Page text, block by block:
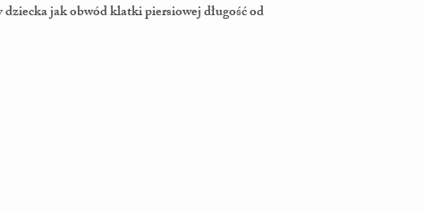
jak obwód klatki piersiowej długość od